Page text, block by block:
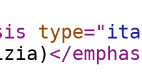
type="
</